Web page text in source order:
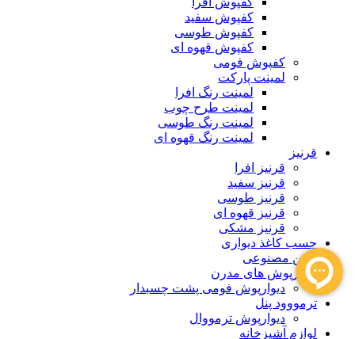
کفپوش سفید
کفپوش طوسی
کفپوش قهوه ای
کفپوش فومی
لمینت پارکت
لمینت رنگ افرا
لمینت طرح چوب
لمینت رنگ طوسی
لمینت رنگ قهوه ای
قرنیز
قرنیز افرا
قرنیز سفید
قرنیز طوسی
قرنیز قهوه ای
قرنیز مشکی
چسب کاغذ دیواری
چمن مصنوعی
دیوارپوش های مدرن
دیوارپوش فومی پشت چسبدار
ترمووود پنل
دیوارپوش ترمووال
لوازم آشپزخانه